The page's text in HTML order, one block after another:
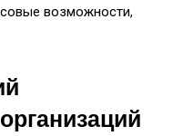
возможности,